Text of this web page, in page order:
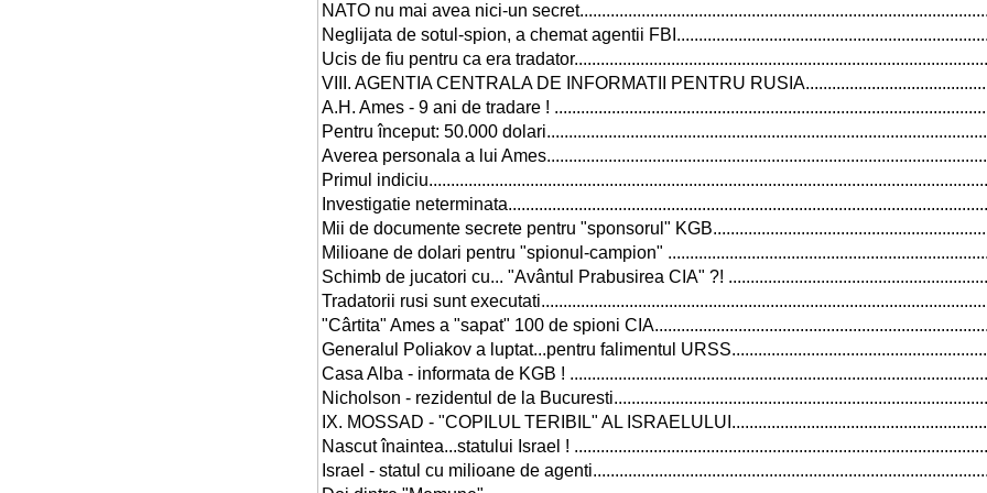
NATO nu mai avea nici-un
Neglijata de sotul-spion, a chemat agentii
Ucis de fiu pentru ca era
VIII. AGENTIA CENTRALA DE INFORMATII PENTRU
A.H. Ames - 9 ani de tradare !
Pentru început: 50.000
Averea personala a lui
Primul
Investigatie
Mii de documente secrete pentru "sponsorul"
Milioane de dolari pentru "spionul-campion"
Schimb de jucatori cu... "Avântul Prabusirea CIA" ?!
Tradatorii rusi sunt
"Cârtita" Ames a "sapat" 100 de spioni
Generalul Poliakov a luptat...pentru falimentul
Casa Alba - informata de KGB !
Nicholson - rezidentul de la
IX. MOSSAD - "COPILUL TERIBIL" AL
Nascut înaintea...statului Israel !
Israel - statul cu milioane de